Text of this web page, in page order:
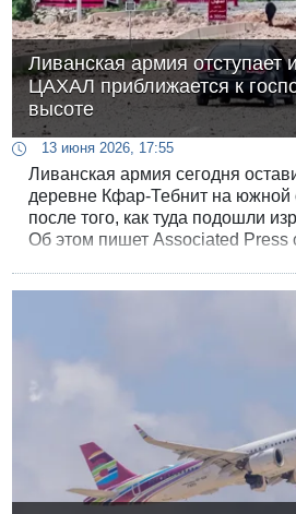
Ливанская армия отступает
ЦАХАЛ приближается к
высоте
13 июня 2026, 17:55
Ливанская армия сегодня
деревне Кфар-Тебнит на южной
после того, как туда подошли
Об этом пишет Associated Press